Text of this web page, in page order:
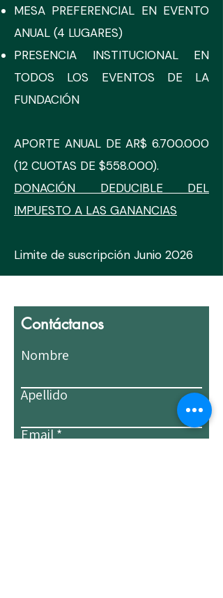
MESA PREFERENCIAL EN EVENTO
ANUAL (4 LUGARES)
PRESENCIA INSTITUCIONAL EN
TODOS LOS EVENTOS DE LA
FUNDACIÓN
APORTE ANUAL DE AR$ 6.700.000
(12 CUOTAS DE $558.000).
DONACIÓN DEDUCIBLE DEL
IMPUESTO A LAS GANANCIAS
Limite de suscripción Junio 2026
Contáctanos
Nombre
Apellido
Email